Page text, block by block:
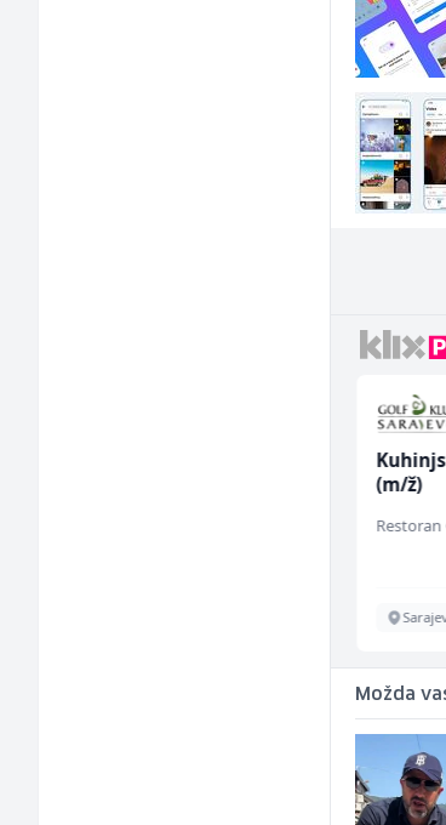
(m/ž)
Restoran
Možda